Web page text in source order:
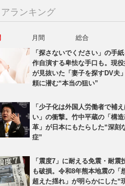
ランキング
月間
総合
「探さないでください」の手
作自演する卑怯な手口も。現
が見抜いた「妻子を探すDV夫
頼に潜む“本当の狙い”
「少子化は外国人労働者で補
い」の衝撃。竹中平蔵の「構
革」が日本にもたらした“深刻
症”
「震度7」に耐える免震・耐震
も破損。令和8年熊本地震の「
超えた揺れ」が明らかにした“